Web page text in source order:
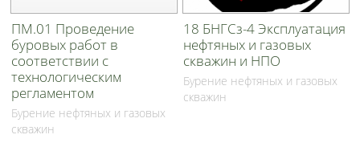
ПМ.01 Проведение
буровых работ в
соответствии с
технологическим
регламентом
Бурение нефтяных и газовых
скважин
18 БНГСз-4 Эксплуатация
нефтяных и газовых
скважин и НПО
Бурение нефтяных и газовых
скважин